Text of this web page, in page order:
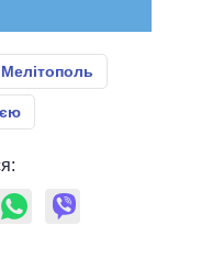
Мелітополь